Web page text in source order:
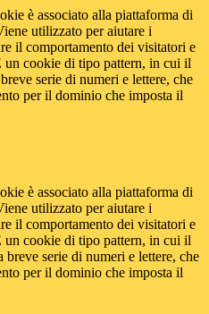
è associato alla piattaforma di
utilizzato per aiutare i
il comportamento dei visitatori e
un cookie di tipo pattern, in cui il
serie di numeri e lettere, che
per il dominio che imposta il
è associato alla piattaforma di
utilizzato per aiutare i
il comportamento dei visitatori e
un cookie di tipo pattern, in cui il
breve serie di numeri e lettere, che
per il dominio che imposta il